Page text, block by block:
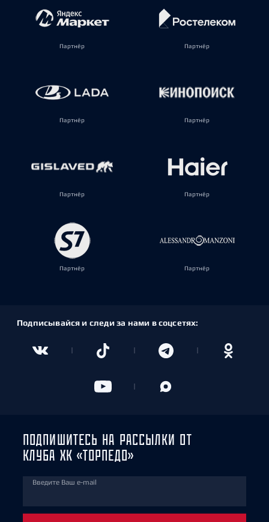
Партнёр Партнёр
Партнёр Партнёр
Партнёр Партнёр
Партнёр Партнёр
Подписывайся и следи за нами в соцсетях:
ПОДПИШИТЕСЬ НА РАССЫЛКИ ОТ
КЛУБА ХК «ТОРПЕДО»
Введите Ваш e-mail